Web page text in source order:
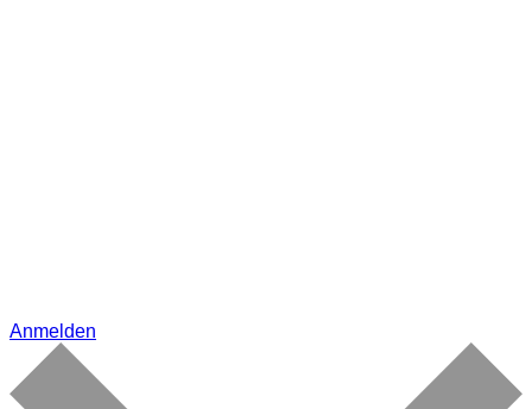
Anmelden